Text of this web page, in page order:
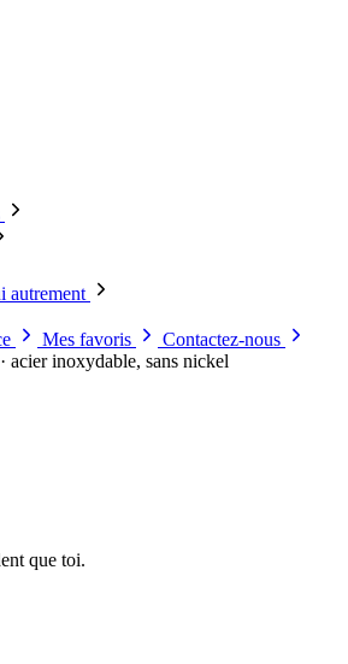
autrement
Mes favoris
Contactez-nous
acier inoxydable, sans nickel
que toi.